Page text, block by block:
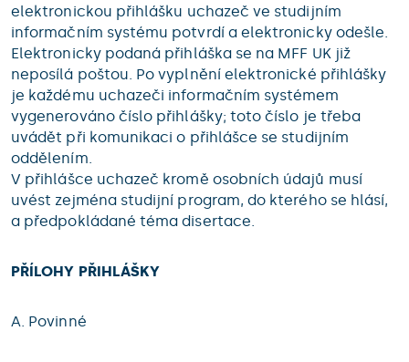
elektronickou přihlášku uchazeč ve studijním
informačním systému potvrdí a elektronicky odešle.
Elektronicky podaná přihláška se na MFF UK již
neposílá poštou. Po vyplnění elektronické přihlášky
je každému uchazeči informačním systémem
vygenerováno číslo přihlášky; toto číslo je třeba
uvádět při komunikaci o přihlášce se studijním
oddělením.
V přihlášce uchazeč kromě osobních údajů musí
uvést zejména studijní program, do kterého se hlásí,
a předpokládané téma disertace.
PŘÍLOHY PŘIHLÁŠKY
A. Povinné